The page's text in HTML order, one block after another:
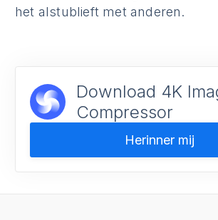
het alstublieft met anderen.
Download 4K
Compressor
Herinner mij